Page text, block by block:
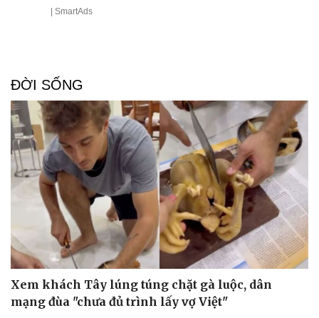
| SmartAds
ĐỜI SỐNG
Xem khách Tây lúng túng chặt gà luộc, dân
mạng đùa "chưa đủ trình lấy vợ Việt"